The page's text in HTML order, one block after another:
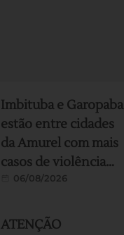
Imbituba e Garopaba
estão entre cidades
da Amurel com mais
casos de violência
contra a mulher; veja
06/08/2026
ATENÇÃO